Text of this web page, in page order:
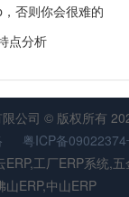
否则你会很难的
点分析
公司 © 版权所有
粤ICP备
ERP,工厂ERP系统,
山ERP,中山ERP